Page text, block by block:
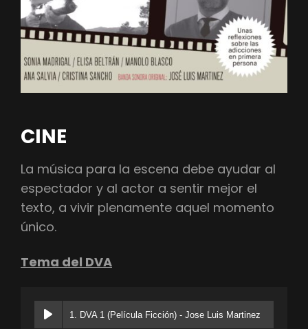
CINE
La música para la escena debe ayudar al
espectador y al actor a sentir mejor el
texto, a vivir plenamente aquel momento
único.
Tema del DVA
1. DVA 1 (Película Ficción) - Jose Luis Martinez